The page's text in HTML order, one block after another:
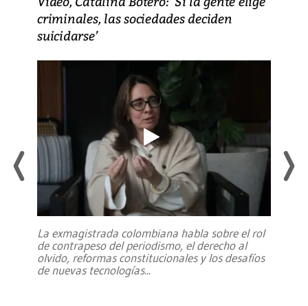
criminales, las sociedades deciden
suicidarse’
La exmagistrada colombiana habla sobre el rol
de contrapeso del periodismo, el derecho al
olvido, reformas constitucionales y los desafíos
de nuevas tecnologías...